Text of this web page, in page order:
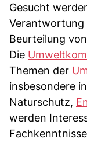
Gesucht
Verantwortung
Beurteilung
Die
Themen der
insbesondere
Naturschutz,
werden